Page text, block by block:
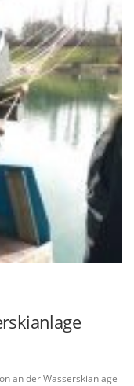
an der Wasserskianlage